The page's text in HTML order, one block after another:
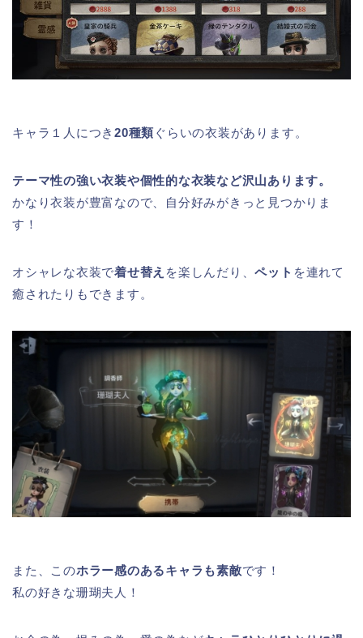
キャラ１人につき20種類 ぐらいの衣装があります。
テーマ性の強い衣装や個性的な衣装など沢山あります。
かなり衣装が豊富なので、自分好みがきっと見つかりま
す！
オシャレな衣装で着せ替え を楽しんだり、ペット を連れて
癒されたりもできます。
また、このホラー感のあるキャラも素敵です！
私の好きな珊瑚夫人！